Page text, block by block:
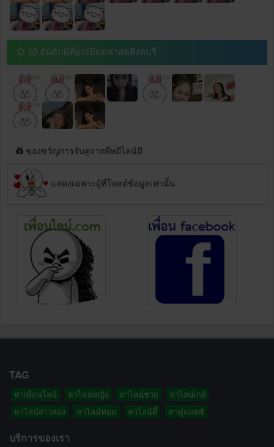
10 อันดับผู้ที่ถูกเปิดดูล่าสุดสิงห์บุรี
ของขวัญการจับคู่จากพี่หมีไลน์มี
แสดงเฉพาะผู้ที่โพสต์ข้อมูลเท่านั้น
TAG
หาเพื่อนไลน์ หาไลน์หญิง หาไลน์ชาย
หาไลน์เกย์
หาไลน์สาวสอง
หาไลน์ทอม หาไลน์ดี้ หาคู่แมตซ์
บริการของเรา